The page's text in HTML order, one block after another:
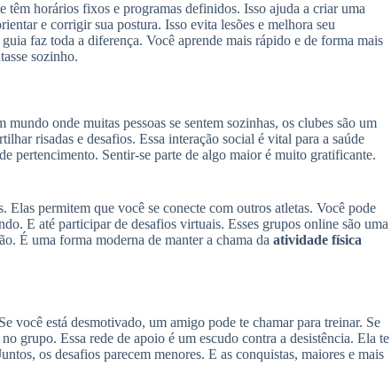
têm horários fixos e programas definidos. Isso ajuda a criar uma
e corrigir sua postura. Isso evita lesões e melhora seu
faz toda a diferença. Você aprende mais rápido e de forma mais
sozinho.
onde muitas pessoas se sentem sozinhas, os clubes são um
risadas e desafios. Essa interação social é vital para a saúde
pertencimento. Sentir-se parte de algo maior é muito gratificante.
permitem que você se conecte com outros atletas. Você pode
E até participar de desafios virtuais. Esses grupos online são uma
É uma forma moderna de manter a chama da atividade física
você está desmotivado, um amigo pode te chamar para treinar. Se
grupo. Essa rede de apoio é um escudo contra a desistência. Ela te
os desafios parecem menores. E as conquistas, maiores e mais